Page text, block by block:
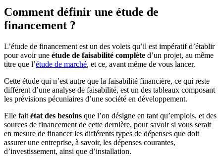
Comment définir une étude de
financement ?
L’étude de financement est un des volets qu’il est impératif d’établir
pour avoir une étude de faisabilité complète d’un projet, au même
titre que l’étude de marché, et ce, avant même de vous lancer.
Cette étude qui n’est autre que la faisabilité financière, ce qui reste
différent d’une analyse de faisabilité, est un des tableaux composant
les prévisions pécuniaires d’une société en développement.
Elle fait état des besoins que l’on désigne en tant qu’emplois, et des
sources de financement de cette dernière, pour savoir si vous serait
en mesure de financer les différents types de dépenses que doit
assurer une entreprise, à savoir, les dépenses courantes,
d’investissement, ainsi que d’installation.